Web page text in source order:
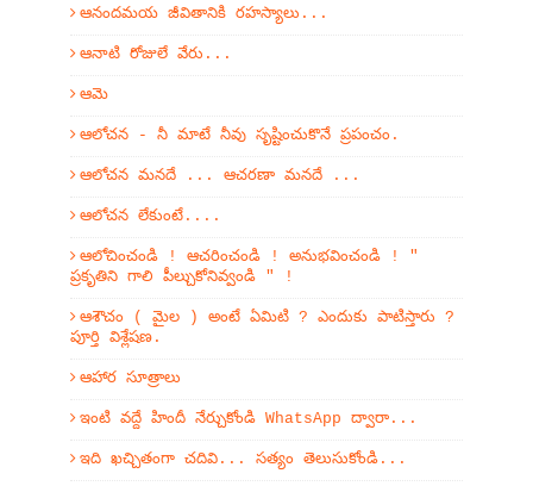
ఆనందమయ జీవితానికి రహస్యాలు...
ఆనాటి రోజులే వేరు...
ఆమె
ఆలోచన - నీ మాటే నీవు సృష్టించుకొనే ప్రపంచం.
ఆలోచన మనదే ... ఆచరణా మనదే ...
ఆలోచన లేకుంటే....
ఆలోచించండి ! ఆచరించండి ! అనుభవించండి ! "
ప్రకృతిని గాలి పీల్చుకోనివ్వండి " !
ఆశౌచం ( మైల ) అంటే ఏమిటి ? ఎందుకు పాటిస్తారు ?
పూర్తి విశ్లేషణ.
ఆహార సూత్రాలు
ఇంటి వద్దే హిందీ నేర్చుకోండి WhatsApp ద్వారా...
ఇది ఖచ్చితంగా చదివి... సత్యం తెలుసుకోండి...